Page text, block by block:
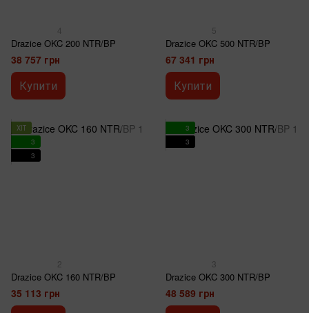
4
Drazice OKC 200 NTR/BP
38 757 грн
Купити
5
Drazice OKC 500 NTR/BP
67 341 грн
Купити
ХІТ
3
3
2
Drazice OKC 160 NTR/BP
35 113 грн
3
3
3
Drazice OKC 300 NTR/BP
48 589 грн